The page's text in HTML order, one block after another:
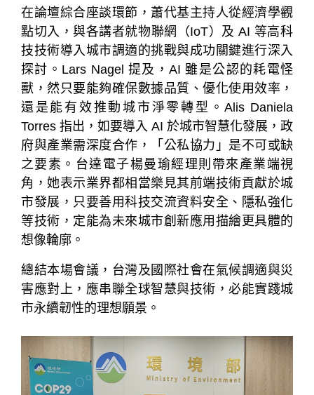
在論壇綜合座談環節，蕭代基主持人從經濟學觀
點切入，與各講者就物聯網（IoT）及 AI 等高科
技技術導入城市調適的挑戰與成功關鍵進行深入
探討。Lars Nagel 提及，AI 雖是公認的耗電怪
獸，然只要能夠確保數據品質、優化使用效率，
還是能有效推動城市淨零轉型。Alis Daniela
Torres 指出，如要導入 AI 於城市智慧化發展，政
府與產業需深度合作，「公私協力」是不可或缺
之要素。台達電子楊曼瑜經理則帶來產業端視
角，她表示業界都相當樂見其前端技術貢獻於城
市發展，只要善用科技交流資料安全、隱私強化
等技術，定能為未來城市創新應用描繪更具體的
想像輪廓。
總結本場會議，台灣及國際社會在氣候調適與災
害應對上，應串聯全球智慧與技術，必能實踐城
市永續韌性的理想願景。